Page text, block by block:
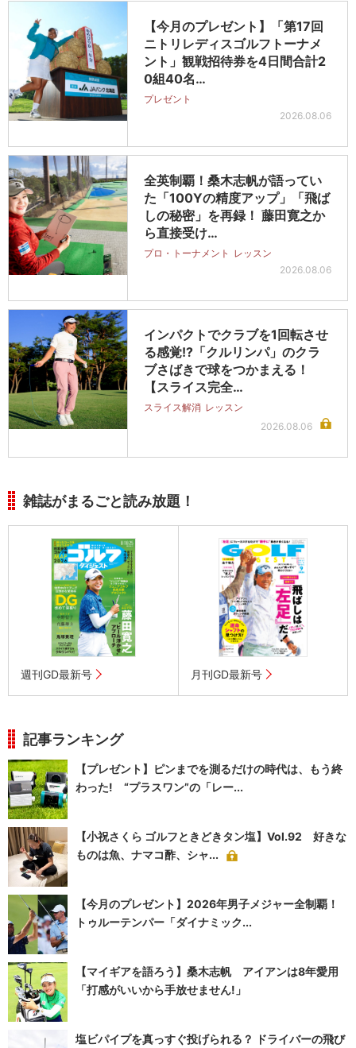
【今月のプレゼント】「第17回
ニトリレディスゴルフトーナメ
ント」観戦招待券を4日間合計2
0組40名…
プレゼント
2026.08.06
全英制覇！桑木志帆が語ってい
た「100Yの精度アップ」「飛ば
しの秘密」を再録！ 藤田寛之か
ら直接受け…
プロ・トーナメント レッスン
2026.08.06
インパクトでクラブを1回転させ
る感覚!?「クルリンパ」のクラ
ブさばきで球をつかまえる！
【スライス完全…
スライス解消 レッスン
2026.08.06
雑誌がまるごと読み放題！
週刊GD最新号 月刊GD最新号
記事ランキング
【プレゼント】ピンまでを測るだけの時代は、もう終
わった! “プラスワン”の「レー...
【小祝さくら ゴルフときどきタン塩】Vol.92 好きな
ものは魚、ナマコ酢、シャ...
【今月のプレゼント】2026年男子メジャー全制覇！
トゥルーテンパー「ダイナミック...
【マイギアを語ろう】桑木志帆 アイアンは8年愛用
「打感がいいから手放せません!」
塩ビパイプを真っすぐ投げられる？ ドライバーの飛び